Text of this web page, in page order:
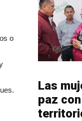
o
Las
paz